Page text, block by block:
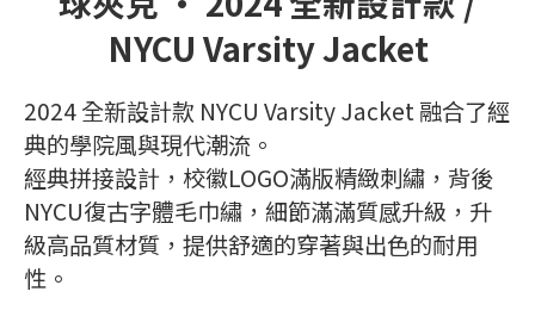
NYCU Varsity Jacket
2024 全新設計款 NYCU Varsity Jacket 融合了經
典的學院風與現代潮流。
經典拼接設計，校徽LOGO滿版精緻刺繡，背後
NYCU復古字體毛巾繡，細節滿滿質感升級，升
級高品質材質，提供舒適的穿著與出色的耐用
性。